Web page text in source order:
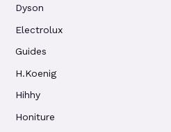
Dyson
Electrolux
Guides
H.Koenig
Hihhy
Honiture